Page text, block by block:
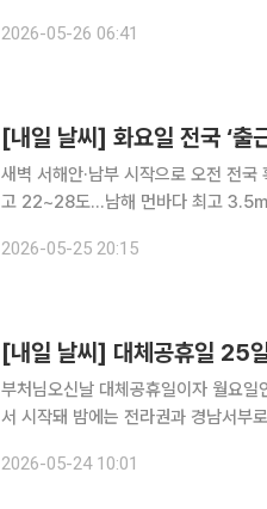
터 내일 사이 전국에 비가 내리겠고,
2026-05-26 06:41
[내일 날씨] 화요일 전국 ‘
새벽 서해안·남부 시작으로 오전 전
고 22~28도…남해 먼바다 최고 3.5m 높은 파고 화요일인 26일은 전국이
된다. 이번 비는 새벽에 인천·경기 서
2026-05-25 20:15
[내일 날씨] 대체공휴일 25
부처님오신날 대체공휴일이자 월요
서 시작돼 밤에는 전라권과 경남서부로 확대될 전망이다. 24일
2026-05-24 10:01